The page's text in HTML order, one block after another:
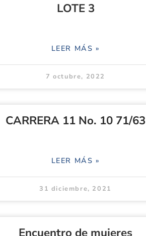
LOTE 3
LEER MÁS »
7 octubre, 2022
CARRERA 11 No. 10 71/63
LEER MÁS »
31 diciembre, 2021
Encuentro de mujeres